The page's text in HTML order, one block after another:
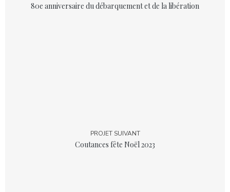
80e anniversaire du débarquement et de la libération
PROJET SUIVANT
Coutances fête Noël 2023